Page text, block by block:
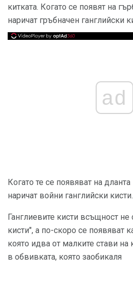
китката. Когато се появят на
наричат ​​гръбначен ганглийски
ad
Когато те се появяват на дланта
наричат ​​войни ганглийски кисти.
Ганглиевите кисти всъщност не
кисти", а по-скоро се появяват
която идва от малките стави на
в обвивката, която заобикаля